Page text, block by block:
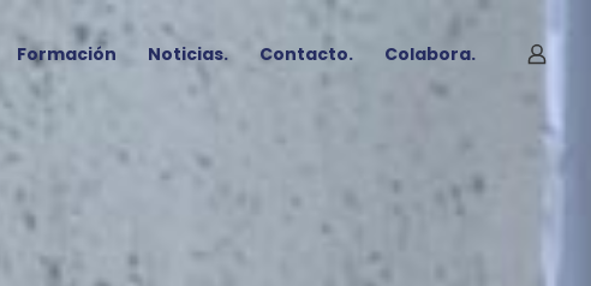
Formación Noticias. Contacto. Colabora.